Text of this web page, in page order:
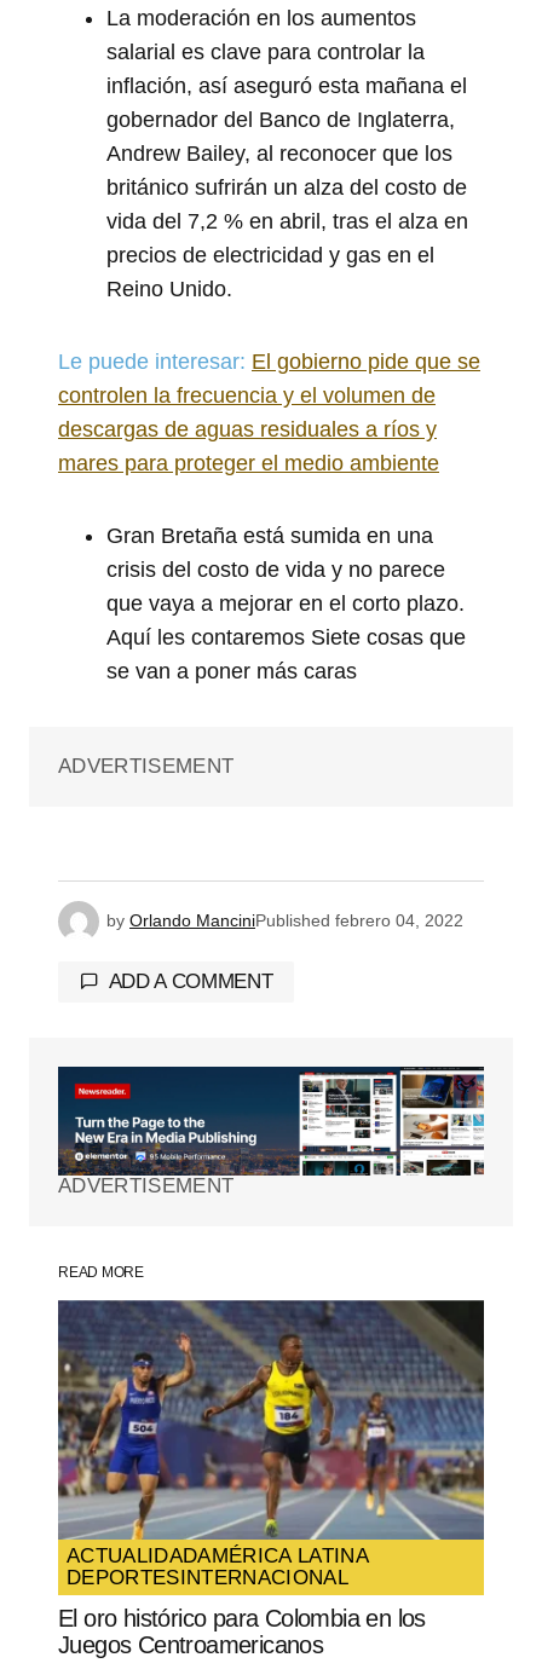
La moderación en los aumentos
salarial es clave para controlar la
inflación, así aseguró esta mañana el
gobernador del Banco de Inglaterra,
Andrew Bailey, al reconocer que los
británico sufrirán un alza del costo de
vida del 7,2 % en abril, tras el alza en
precios de electricidad y gas en el
Reino Unido.
Le puede interesar: El gobierno pide que se
controlen la frecuencia y el volumen de
descargas de aguas residuales a ríos y
mares para proteger el medio ambiente
Gran Bretaña está sumida en una
crisis del costo de vida y no parece
que vaya a mejorar en el corto plazo.
Aquí les contaremos Siete cosas que
se van a poner más caras
ADVERTISEMENT
by Orlando ManciniPublished febrero 04, 2022
ADD A COMMENT
Tu dirección de correo electrónico no será
Los campos obligatorios están
marcados con*
Your Name*
Your E-mail*
Guarda mi nombre, correo electrónico y
web en este navegador para la próxima
vez que comente.
SUBMIT COMMENT
ADVERTISEMENT
READ MORE
ACTUALIDADAMÉRICA LATINA
DEPORTES INTERNACIONAL
El oro histórico para Colombia en los
Juegos Centroamericanos